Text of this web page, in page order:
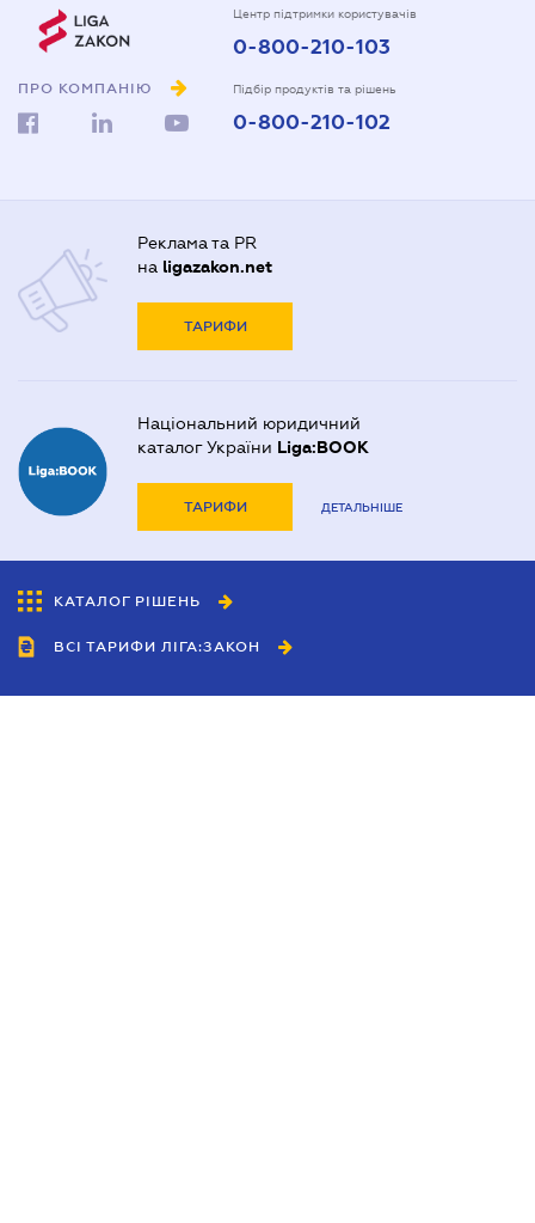
ПРО КОМПАНІЮ
Центр підтримки користувачів
0-800-210-103
Підбір продуктів та рішень
0-800-210-102
Реклама та PR
на ligazakon.net
ТАРИФИ
Національний юридичний
каталог України Liga:BOOK
ТАРИФИ ДЕТАЛЬНІШЕ
КАТАЛОГ РІШЕНЬ
ВСІ ТАРИФИ ЛІГА:ЗАКОН